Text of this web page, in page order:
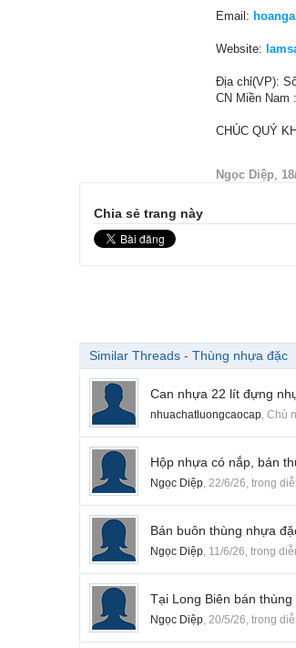
Email:
Website:
Địa chỉ(VP):
CN Miền Nam
CHÚC QUÝ
Ngọc Diệp,
Chia sẻ trang này
Similar Threads - Thùng nhựa đặc
Can nhựa 22 lít đựng
nhuachatluongcaocap, Chủ
Hộp nhựa có nắp, bán
Ngọc Diệp, 22/6/26, trong
Bán buôn thùng nhựa
Ngọc Diệp, 11/6/26, trong
Tại Long Biên bán
Ngọc Diệp, 20/5/26, trong